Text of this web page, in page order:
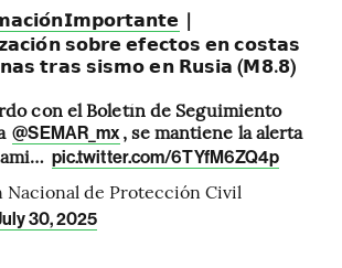
|
𝘀𝗼𝗯𝗿𝗲 𝗲𝗳𝗲𝗰𝘁𝗼𝘀 𝗲𝗻 𝗰𝗼𝘀𝘁𝗮𝘀
𝘁𝗿𝗮𝘀 𝘀𝗶𝘀𝗺𝗼 𝗲𝗻 𝗥𝘂𝘀𝗶𝗮 (𝗠𝟴.𝟴)
con el Boletín de Seguimiento
@SEMAR_mx , se mantiene la alerta
pic.twitter.com/6TYfM6ZQ4p
de Protección Civil
30, 2025